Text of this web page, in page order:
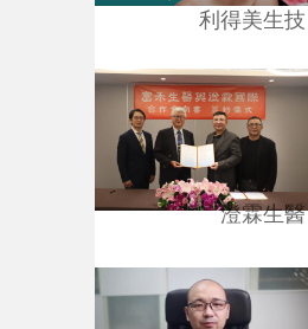
利得美生技
澄霖生醫